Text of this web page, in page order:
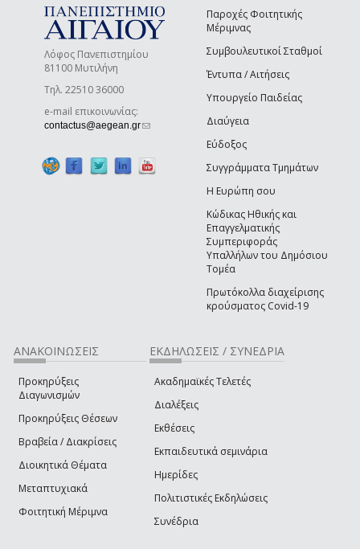
Λόφος Πανεπιστημίου
81100 Μυτιλήνη
Τηλ. 22510 36000
e-mail επικοινωνίας:
contactus@aegean.gr(link sends e-mail)
Παροχές Φοιτητικής
Μέριμνας
Συμβουλευτικοί Σταθμοί
Έντυπα / Αιτήσεις
Υπουργείο Παιδείας
Διαύγεια
Εύδοξος
Συγγράμματα Τμημάτων
Η Ευρώπη σου
Κώδικας Ηθικής και
Επαγγελματικής
Συμπεριφοράς
Υπαλλήλων του Δημόσιου
Τομέα
Πρωτόκολλα διαχείρισης
κρούσματος Covid-19
ΑΝΑΚΟΙΝΩΣΕΙΣ
Προκηρύξεις
Διαγωνισμών
Προκηρύξεις Θέσεων
Βραβεία / Διακρίσεις
Διοικητικά Θέματα
Μεταπτυχιακά
Φοιτητική Μέριμνα
ΕΚΔΗΛΩΣΕΙΣ / ΣΥΝΕΔΡΙΑ
Ακαδημαϊκές Τελετές
Διαλέξεις
Εκθέσεις
Εκπαιδευτικά σεμινάρια
Ημερίδες
Πολιτιστικές Εκδηλώσεις
Συνέδρια